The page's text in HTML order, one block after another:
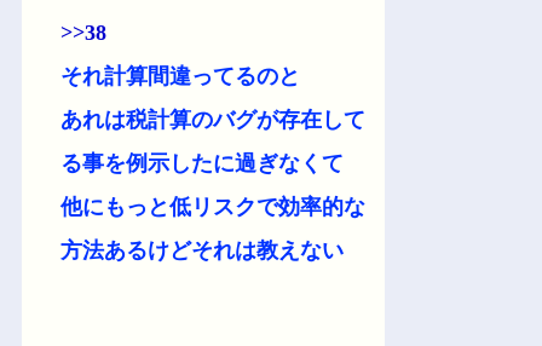
>>38
それ計算間違ってるのと
あれは税計算のバグが存在して
る事を例示したに過ぎなくて
他にもっと低リスクで効率的な
方法あるけどそれは教えない